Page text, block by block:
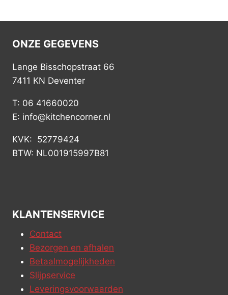
ONZE GEGEVENS
Lange Bisschopstraat 66
7411 KN Deventer
T: 06 41660020
E: info@kitchencorner.nl
KVK: 52779424
BTW: NL001915997B81
KLANTENSERVICE
Contact
Bezorgen en afhalen
Betaalmogelijkheden
Slijpservice
Leveringsvoorwaarden